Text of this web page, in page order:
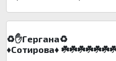
♻️✋Гepгaнa♻️
♦️Coтиpoвa♦️